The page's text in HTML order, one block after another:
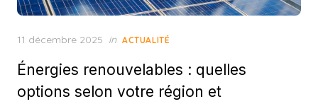
Posted
11 décembre 2025 in ACTUALITÉ
Énergies renouvelables : quelles
options selon votre région et